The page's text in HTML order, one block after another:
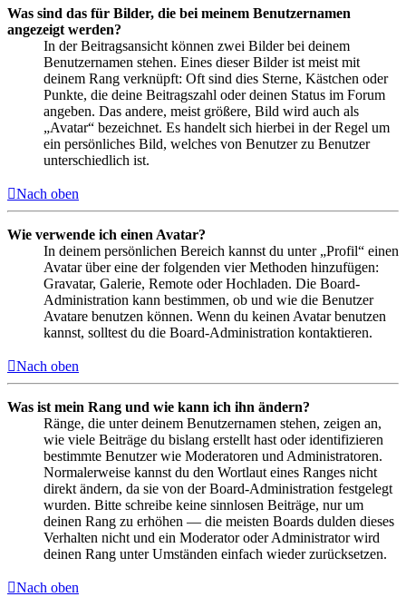
Was sind das für Bilder, die bei meinem Benutzernamen
angezeigt werden?
In der Beitragsansicht können zwei Bilder bei deinem
Benutzernamen stehen. Eines dieser Bilder ist meist mit
deinem Rang verknüpft: Oft sind dies Sterne, Kästchen oder
Punkte, die deine Beitragszahl oder deinen Status im Forum
angeben. Das andere, meist größere, Bild wird auch als
„Avatar“ bezeichnet. Es handelt sich hierbei in der Regel um
ein persönliches Bild, welches von Benutzer zu Benutzer
unterschiedlich ist.
Nach oben
Wie verwende ich einen Avatar?
In deinem persönlichen Bereich kannst du unter „Profil“ einen
Avatar über eine der folgenden vier Methoden hinzufügen:
Gravatar, Galerie, Remote oder Hochladen. Die Board-
Administration kann bestimmen, ob und wie die Benutzer
Avatare benutzen können. Wenn du keinen Avatar benutzen
kannst, solltest du die Board-Administration kontaktieren.
Nach oben
Was ist mein Rang und wie kann ich ihn ändern?
Ränge, die unter deinem Benutzernamen stehen, zeigen an,
wie viele Beiträge du bislang erstellt hast oder identifizieren
bestimmte Benutzer wie Moderatoren und Administratoren.
Normalerweise kannst du den Wortlaut eines Ranges nicht
direkt ändern, da sie von der Board-Administration festgelegt
wurden. Bitte schreibe keine sinnlosen Beiträge, nur um
deinen Rang zu erhöhen — die meisten Boards dulden dieses
Verhalten nicht und ein Moderator oder Administrator wird
deinen Rang unter Umständen einfach wieder zurücksetzen.
Nach oben